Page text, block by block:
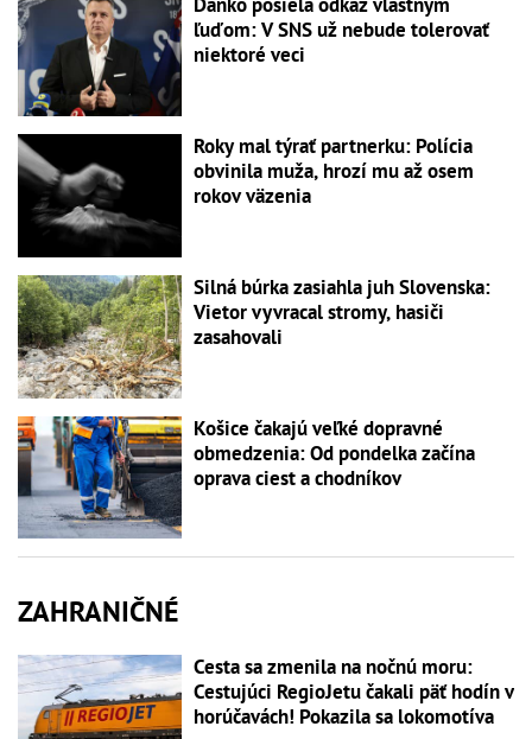
Danko posiela odkaz vlastným
ľuďom: V SNS už nebude tolerovať
niektoré veci
Roky mal týrať partnerku: Polícia
obvinila muža, hrozí mu až osem
rokov väzenia
Silná búrka zasiahla juh Slovenska:
Vietor vyvracal stromy, hasiči
zasahovali
Košice čakajú veľké dopravné
obmedzenia: Od pondelka začína
oprava ciest a chodníkov
ZAHRANIČNÉ
Cesta sa zmenila na nočnú moru:
Cestujúci RegioJetu čakali päť hodín v
horúčavách! Pokazila sa lokomotíva